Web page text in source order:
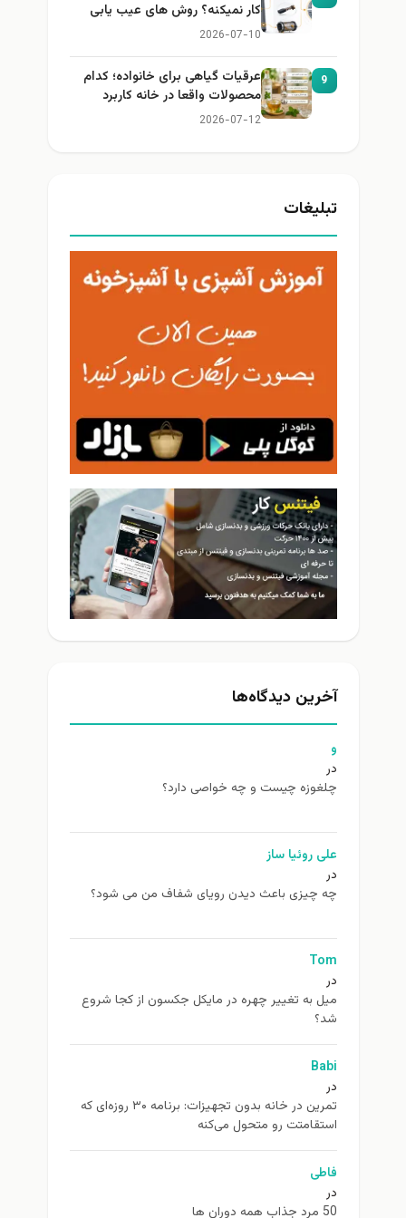
کار نمیکنه؟ روش های عیب یابی
2026-07-10
9
عرقیات گیاهی برای خانواده؛ کدام
محصولات واقعا در خانه کاربرد
دارند؟
2026-07-12
تبلیغات
آخرین دیدگاه‌ها
و
در
چلغوزه چیست و چه خواصی دارد؟
علی روئیا ساز
در
چه چیزی باعث دیدن رویای شفاف من می شود؟
Tom
در
ميل به تغيير چهره در مایکل جکسون از كجا شروع
شد؟
Babi
در
تمرین در خانه بدون تجهیزات: برنامه ۳۰ روزه‌ای که
استقامتت رو متحول می‌کنه
فاطی
در
50 مرد جذاب همه دوران ها